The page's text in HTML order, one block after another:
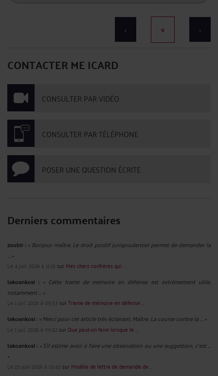
< 9 >
CONTACTER ME ICARD
CONSULTER PAR VIDÉO
CONSULTER PAR TÉLÉPHONE
POSER UNE QUESTION ÉCRITE
Derniers commentaires
zoubir : « Bonjour maître, Le droit positif jurisprudentiel permet de demander la
... »
Le 4 juil. 2026 à 11:15 sur Mes chers confrères qui ...
takoankosi : « Cette trame de mémoire en défense est extrêmement utile,
notamment ... »
Le 1 juil. 2026 à 06:53 surTrame de mémoire en défense ...
takoankosi :« Merci pour cet article très éclairant, Maître. La course contre la ... »
Le 1 juil. 2026 à 06:52sur Que peut-on faire lorsque le ...
takoankosi : « S’il estime avoir à faire une observation ou une suggestion, c’est ...
»
Le 23 juin 2026 à 10:43 sur Modèle de lettre de demande de ...